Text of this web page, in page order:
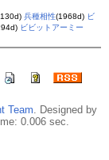
兵種相性(1968d) ビ
ビビットアーミー
Team . Designed by
0.006 sec.